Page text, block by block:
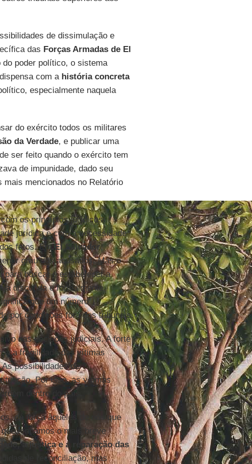
de dissimulação e
das Forças Armadas de El
poder político, o sistema
com a história concreta
especialmente naquela
do exército todos os militares
da Verdade, e publicar uma
ser feito quando o exército tem
de impunidade, dado seu
mais mencionados no Relatório
os princípios jurídicos
jurídica e com a necessidade
fatos. EmEl Salvador,
grau dos acusados. Mas o
para buscar e estabelecer a
discutida e formalmente
que um número
por condições fora dos tribunais.
nas decisões judiciais. A forte
a fragilidade das vítimas
possibilidades de
Por isso, as vítimas
dentro do país.
dá força àqueles de nós que
tenhamos o mais breve
a justiça e a reparação das
de reconciliação, mas